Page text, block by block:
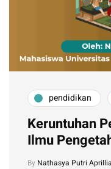
pendidikan
Keruntuhan
Ilmu
By Nathasya Putri